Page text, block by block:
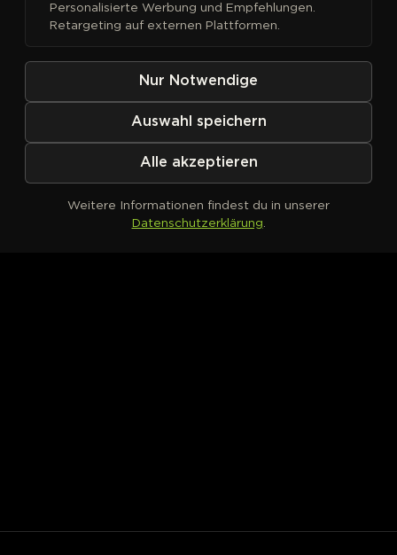
Kein Produkt definiert
Personalisierte Werbung und Empfehlungen.
Retargeting auf externen Plattformen.
Nur Notwendige
Auswahl speichern
Alle akzeptieren
Weitere Informationen findest du in unserer
Datenschutzerklärung